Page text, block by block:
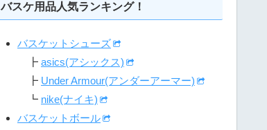
バスケ用品人気ランキング！
バスケットシューズ
┣ asics(アシックス)
┣ Under Armour(アンダーアーマー)
┗ nike(ナイキ)
バスケットボール